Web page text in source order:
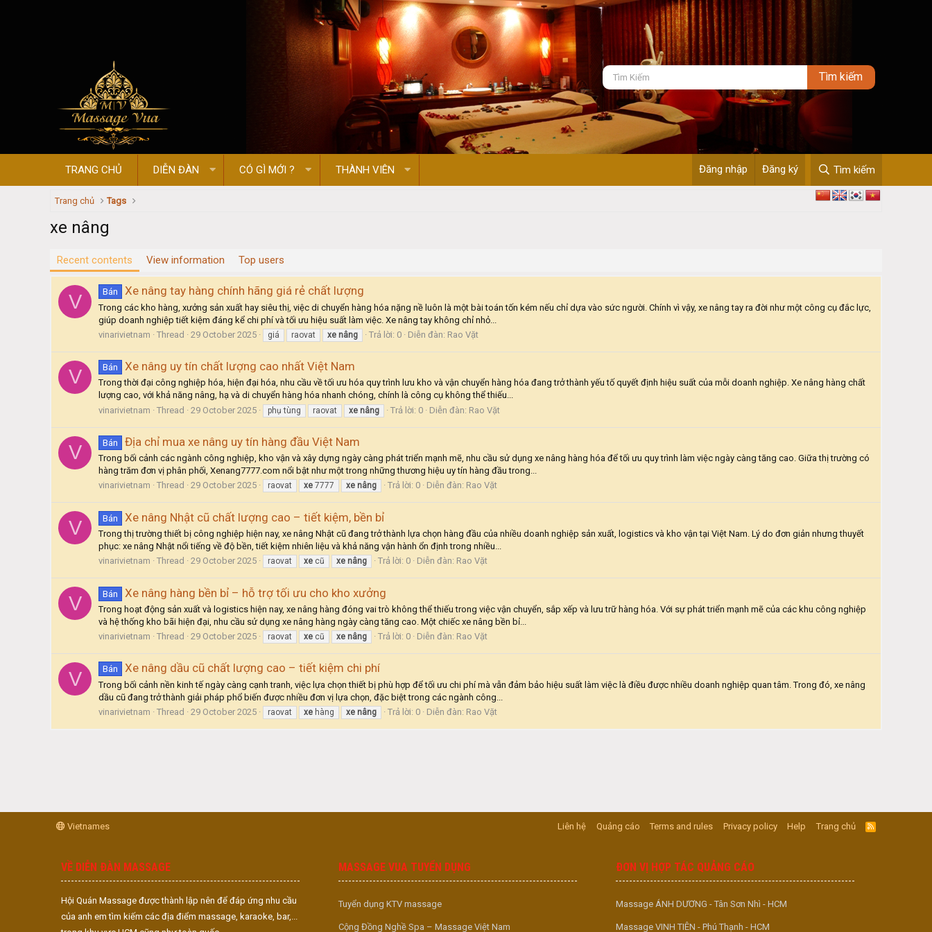
TRANG CHỦ DIỄN ĐÀN CÓ GÌ MỚI ? THÀNH VIÊN Đăng nhập Đăng ký Tìm kiếm
Trang chủ Tags
xe nâng
Recent contents View information Top users
V Bán Xe nâng tay hàng chính hãng giá rẻ chất lượng
Trong các kho hàng, xưởng sản xuất hay siêu thị, việc di chuyển hàng hóa nặng nề luôn là một bài toán tốn kém nếu chỉ dựa vào sức người. Chính vì vậy, xe nâng tay ra đời như một công cụ đắc lực,
giúp doanh nghiệp tiết kiệm đáng kể chi phí và tối ưu hiệu suất làm việc. Xe nâng tay không chỉ nhỏ...
vinarivietnam
Thread 29 October 2025 giá raovat xe nâng Trả lời: 0 Diễn đàn: Rao Vặt
V Bán Xe nâng uy tín chất lượng cao nhất Việt Nam
Trong thời đại công nghiệp hóa, hiện đại hóa, nhu cầu về tối ưu hóa quy trình lưu kho và vận chuyển hàng hóa đang trở thành yếu tố quyết định hiệu suất của mỗi doanh nghiệp. Xe nâng hàng chất
lượng cao, với khả năng nâng, hạ và di chuyển hàng hóa nhanh chóng, chính là công cụ không thể thiếu...
vinarivietnam
Thread 29 October 2025 phụ tùng raovat xe nâng Trả lời: 0 Diễn đàn: Rao Vặt
V Bán Địa chỉ mua xe nâng uy tín hàng đầu Việt Nam
Trong bối cảnh các ngành công nghiệp, kho vận và xây dựng ngày càng phát triển mạnh mẽ, nhu cầu sử dụng xe nâng hàng hóa để tối ưu quy trình làm việc ngày càng tăng cao. Giữa thị trường có
hàng trăm đơn vị phân phối, Xenang7777.com nổi bật như một trong những thương hiệu uy tín hàng đầu trong...
vinarivietnam
Thread 29 October 2025 raovat xe 7777 xe nâng Trả lời: 0 Diễn đàn: Rao Vặt
V Bán Xe nâng Nhật cũ chất lượng cao – tiết kiệm, bền bỉ
Trong thị trường thiết bị công nghiệp hiện nay, xe nâng Nhật cũ đang trở thành lựa chọn hàng đầu của nhiều doanh nghiệp sản xuất, logistics và kho vận tại Việt Nam. Lý do đơn giản nhưng thuyết
phục: xe nâng Nhật nổi tiếng về độ bền, tiết kiệm nhiên liệu và khả năng vận hành ổn định trong nhiều...
vinarivietnam
Thread 29 October 2025 raovat xe cũ xe nâng Trả lời: 0 Diễn đàn: Rao Vặt
V Bán Xe nâng hàng bền bỉ – hỗ trợ tối ưu cho kho xưởng
Trong hoạt động sản xuất và logistics hiện nay, xe nâng hàng đóng vai trò không thể thiếu trong việc vận chuyển, sắp xếp và lưu trữ hàng hóa. Với sự phát triển mạnh mẽ của các khu công nghiệp
và hệ thống kho bãi hiện đại, nhu cầu sử dụng xe nâng hàng ngày càng tăng cao. Một chiếc xe nâng bền bỉ...
vinarivietnam
Thread 29 October 2025 raovat xe cũ xe nâng Trả lời: 0 Diễn đàn: Rao Vặt
V Bán Xe nâng dầu cũ chất lượng cao – tiết kiệm chi phí
Trong bối cảnh nền kinh tế ngày càng cạnh tranh, việc lựa chọn thiết bị phù hợp để tối ưu chi phí mà vẫn đảm bảo hiệu suất làm việc là điều được nhiều doanh nghiệp quan tâm. Trong đó, xe nâng
dầu cũ đang trở thành giải pháp phổ biến được nhiều đơn vị lựa chọn, đặc biệt trong các ngành công...
vinarivietnam
Thread 29 October 2025 raovat xe hàng xe nâng Trả lời: 0 Diễn đàn: Rao Vặt
Vietnames Liên hệ Quảng cáo Terms and rules Privacy policy Help Trang chủ
R
S
VỀ DIỄN ĐÀN MASSAGE
Hội Quán Massage được thành lập nên để đáp ứng nhu cầu
của anh em tìm kiếm các địa điểm massage, karaoke, bar,...
MASSAGE VUA TUYỂN DỤNG
Tuyển dụng KTV massage
Cộng Đồng Nghề Spa – Massage Việt Nam
ĐƠN VỊ HỢP TÁC QUẢNG CÁO
Massage ÁNH DƯƠNG - Tân Sơn Nhì - HCM
Massage VINH TIÊN - Phú Thạnh - HCM